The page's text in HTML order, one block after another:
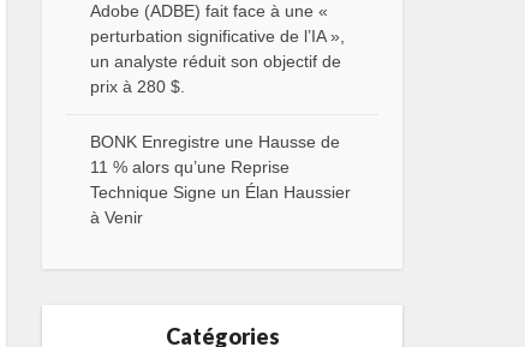
Adobe (ADBE) fait face à une «
perturbation significative de l’IA »,
un analyste réduit son objectif de
prix à 280 $.
BONK Enregistre une Hausse de
11 % alors qu’une Reprise
Technique Signe un Élan Haussier
à Venir
Catégories